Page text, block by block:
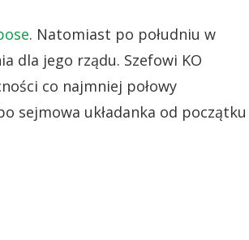
. Natomiast po południu w
dla jego rządu. Szefowi KO
co najmniej połowy
sejmowa układanka od początku